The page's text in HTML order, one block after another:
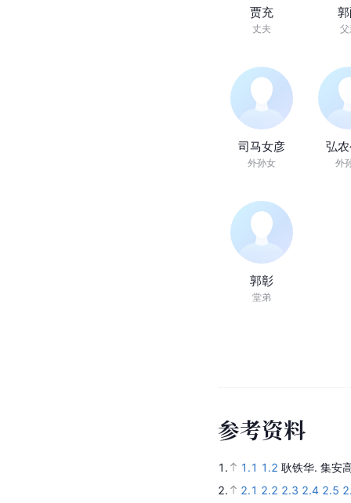
贾充
丈夫
司马女彦
外孙女
弘
外
郭彰
堂弟
参考资料
1. 1.1 1.2 耿铁华. 集安
2.
2.1 2.2 2.3 2.4 2.5